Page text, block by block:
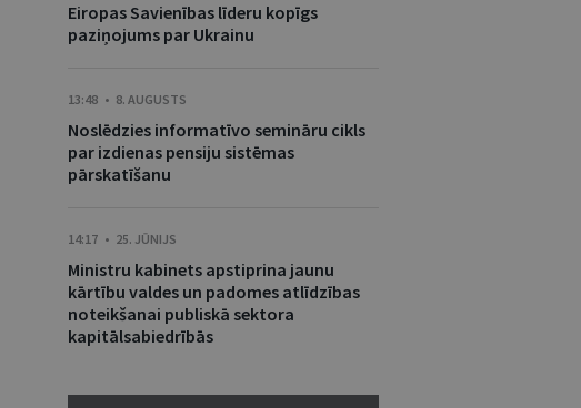
Eiropas Savienības līderu kopīgs
paziņojums par Ukrainu
13:48 • 8. AUGUSTS
Noslēdzies informatīvo semināru cikls
par izdienas pensiju sistēmas
pārskatīšanu
14:17 • 25. JŪNIJS
Ministru kabinets apstiprina jaunu
kārtību valdes un padomes atlīdzības
noteikšanai publiskā sektora
kapitālsabiedrībās